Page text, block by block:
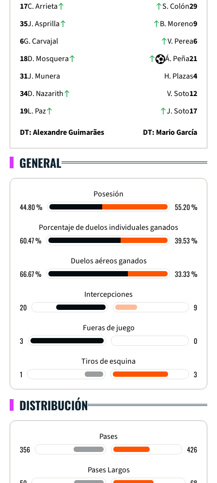
17C. Arrieta
35J. Asprilla
6G. Carvajal
18D. Mosquera
31J. Munera
34D. Nazarith
19L. Paz
29
S. Colón
9
B. Moreno
6
V. Perea
21
Á. Peña
4
H. Plazas
12
V. Soto
17
J. Soto
DT: Alexandre Guimarães
DT: Mario García
APERTURA - CUADRANGULAR - FECHA 26
3-2
FINALIZADO
GENERAL
Posesión
44.80 % 55.20 %
Porcentaje de duelos individuales ganados
60.47 % 39.53 %
Duelos aéreos ganados
66.67 % 33.33 %
Intercepciones
20 9
Fueras de juego
3 0
Tiros de esquina
1 3
DISTRIBUCIÓN
Pases
356 426
Pases Largos